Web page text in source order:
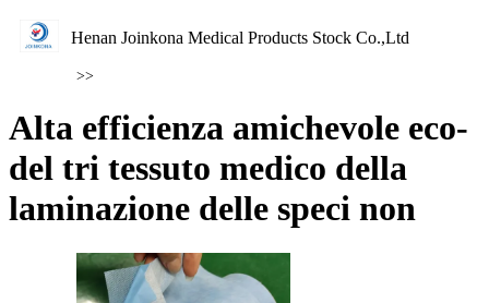
Henan Joinkona Medical Products Stock Co.,Ltd
>>
Alta efficienza amichevole eco-
del tri tessuto medico della
laminazione delle speci non